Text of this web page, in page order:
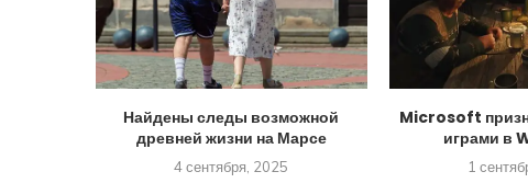
Найдены следы возможной
древней жизни на Марсе
4 сентября, 2025
Microsoft
играми в
1